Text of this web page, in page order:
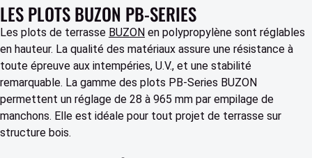
LES PLOTS BUZON PB-SERIES
Les plots de terrasse BUZON en polypropylène sont réglables
en hauteur. La qualité des matériaux assure une résistance à
toute épreuve aux intempéries, U.V., et une stabilité
remarquable. La gamme des plots PB-Series BUZON
permettent un réglage de 28 à 965 mm par empilage de
manchons. Elle est idéale pour tout projet de terrasse sur
structure bois.